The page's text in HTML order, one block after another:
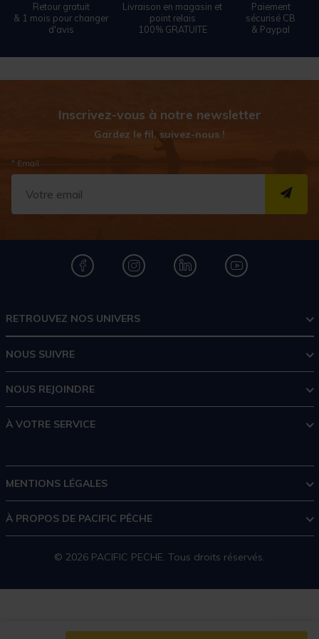
Retour gratuit
& 1 mois pour changer
d'avis
Livraison en magasin et
point relais
100% GRATUITE
Paiement
sécurisé CB
& Paypal
Inscrivez-vous à notre newsletter
Gardez le fil, suivez-nous !
* Email
RETROUVEZ NOS UNIVERS
NOUS SUIVRE
NOUS REJOINDRE
À VOTRE SERVICE
MENTIONS LÉGALES
À PROPOS DE PACIFIC PÊCHE
© 2026 PACIFIC PECHE. Tous droits réservés.